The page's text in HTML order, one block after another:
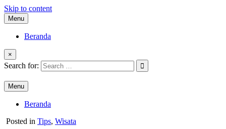
Skip to content
Menu
Beranda
×
Search for:
Menu
Beranda
Posted in Tips, Wisata